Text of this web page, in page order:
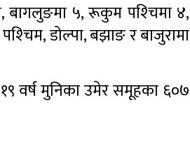
बागलुङमा ५, रूकुम पश्‍चिमा ४,
डोल्पा, बझाङ र बाजुरामा
वर्ष मुनिका उमेर समूहका ६०७